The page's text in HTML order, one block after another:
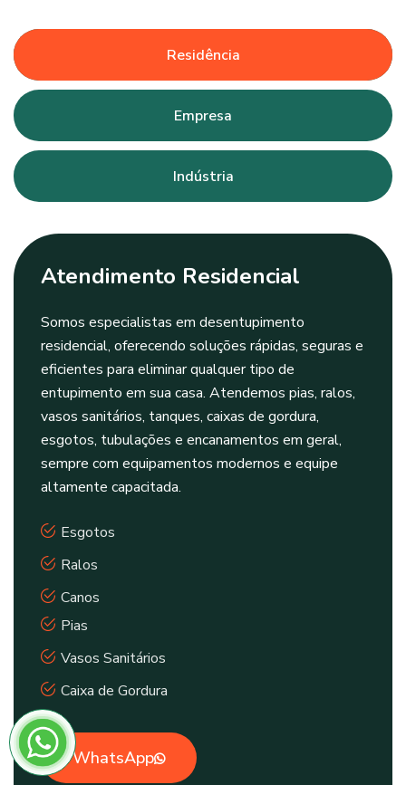
Residência
Empresa
Indústria
Atendimento Residencial
Somos especialistas em desentupimento
residencial, oferecendo soluções rápidas, seguras e
eficientes para eliminar qualquer tipo de
entupimento em sua casa. Atendemos pias, ralos,
vasos sanitários, tanques, caixas de gordura,
esgotos, tubulações e encanamentos em geral,
sempre com equipamentos modernos e equipe
altamente capacitada.
Esgotos
Ralos
Canos
Pias
Vasos Sanitários
Caixa de Gordura
WhatsApp